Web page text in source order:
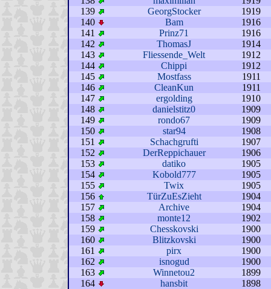
139
GeorgStocker
1919
140
Bam
1916
141
Prinz71
1916
142
ThomasJ
1914
143
Fliessende_Welt
1912
144
Chippi
1912
145
Mostfass
1911
146
CleanKun
1911
147
ergolding
1910
148
danielstitz0
1909
149
rondo67
1909
150
star94
1908
151
Schachgrufti
1907
152
DerReppichauer
1906
153
datiko
1905
154
Kobold777
1905
155
Twix
1905
156
TürZuEsZieht
1904
157
Archive
1904
158
monte12
1902
159
Chesskovski
1900
160
Blitzkovski
1900
161
pirx
1900
162
isnogud
1900
163
Winnetou2
1899
164
hansbit
1898